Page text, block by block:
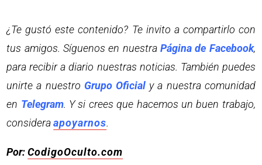
¿Te gustó este contenido? Te invito a compartirlo con
tus amigos. Síguenos en nuestraPágina de Facebook,
para recibir a diario nuestras noticias. También puedes
unirte a nuestro Grupo Oficial y a nuestra comunidad
en Telegram. Y si crees que hacemos un buen trabajo,
consideraapoyarnos.
Por:CodigoOculto.com